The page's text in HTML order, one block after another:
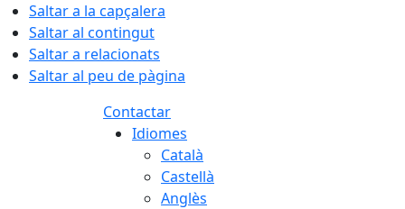
Saltar a la capçalera
Saltar al contingut
Saltar a relacionats
Saltar al peu de pàgina
Contactar
Idiomes
Català
Castellà
Anglès